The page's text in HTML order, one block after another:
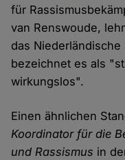
für
van Renswoude,
das
bezeichnet es als
wirkungslos".
Einen ähnlichen
Koordinator für die
und Rassismus in